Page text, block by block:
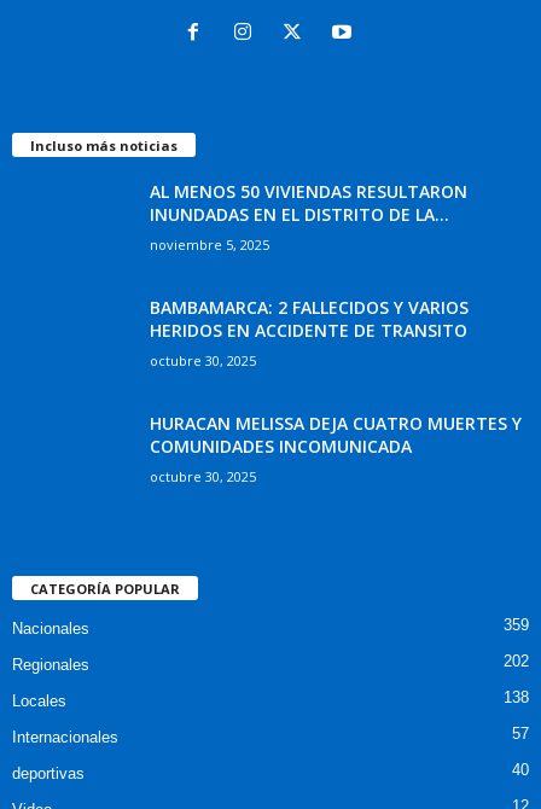
Incluso más noticias
AL MENOS 50 VIVIENDAS RESULTARON
INUNDADAS EN EL DISTRITO DE LA...
noviembre 5, 2025
BAMBAMARCA: 2 FALLECIDOS Y VARIOS
HERIDOS EN ACCIDENTE DE TRANSITO
octubre 30, 2025
HURACAN MELISSA DEJA CUATRO MUERTES Y
COMUNIDADES INCOMUNICADA
octubre 30, 2025
CATEGORÍA POPULAR
Nacionales 359
Regionales 202
Locales 138
Internacionales 57
deportivas 40